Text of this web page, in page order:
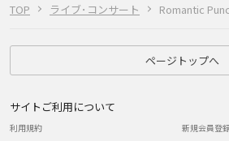
TOP ライブ･コンサート Romantic
ページトップへ
サイトご利用について
利用規約
新規会員登